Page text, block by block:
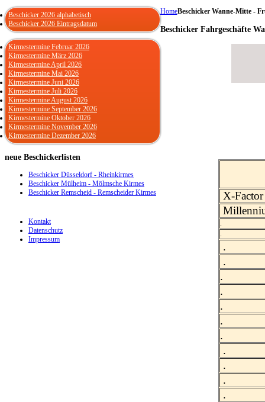
HomeBeschicker Wanne-Mitte -
Beschicker Fahrgeschäfte
X-Factor
.
.
.
.
.
.
.
.
.
.
.
.
.
Beschicker 2026 alphabetisch
Beschicker 2026 Eintragsdatum
Kirmestermine Februar 2026
Kirmestermine März 2026
Kirmestermine April 2026
Kirmestermine Mai 2026
Kirmestermine Juni 2026
Kirmestermine Juli 2026
Kirmestermine August 2026
Kirmestermine September 2026
Kirmestermine Oktober 2026
Kirmestermine November 2026
Kirmestermine Dezember 2026
neue Beschickerlisten
Beschicker Düsseldorf - Rheinkirmes
Beschicker Mülheim - Mölmsche Kirmes
Beschicker Remscheid - Remscheider Kirmes
Kontakt
Datenschutz
Impressum